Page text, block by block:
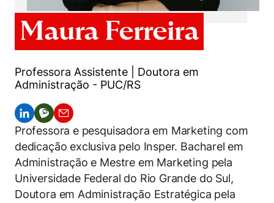
Todas as Engenharias
Engenharia de Produção
Engenharia Mecânica
Engenharia Mecatrônica
Direito
Economia
Prêmio Duda Ermírio de Moraes
Como funciona
Resolução Eficaz de Problemas
Oportunidade de Negócios
Women in Action
Trabalhe conosco
Repositório Institucional
Pesquisa na Graduação
Seminários Acadêmicos
Comitê de Ética em Pesquisa
Notícias
Youtube
Instagram
Engenharia e Ciência da Computação
Direito
Busca por docentes
Áreas de Conhecimento
Ensino e aprendizagem
Fale Conosco
Atendimento
Visite o Insper
Canal de Ética
Ouvidoria
Portal da Privacidade
Maura Ferreira
Professora Assistente | Doutora em
Administração - PUC/RS
Professora e pesquisadora em Marketing com
dedicação exclusiva pelo Insper. Bacharel em
Administração e Mestre em Marketing pela
Universidade Federal do Rio Grande do Sul,
Doutora em Administração Estratégica pela